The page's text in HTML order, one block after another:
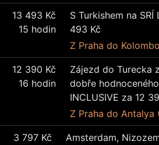
13 493 Kč
15 hodin
S Turkishem na
493 Kč
Z Praha do
12 390 Kč
16 hodin
Zájezd do Turecka
dobře
INCLUSIVE za 12
Z Praha do Antalya
3 797 Kč
Amsterdam,